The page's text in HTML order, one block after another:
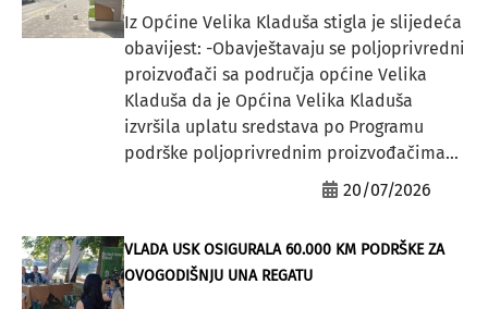
Iz Općine Velika Kladuša stigla je slijedeća
obavijest: -Obavještavaju se poljoprivredni
proizvođači sa područja općine Velika
Kladuša da je Općina Velika Kladuša
izvršila uplatu sredstava po Programu
podrške poljoprivrednim proizvođačima...
20/07/2026
VLADA USK OSIGURALA 60.000 KM PODRŠKE ZA
OVOGODIŠNJU UNA REGATU